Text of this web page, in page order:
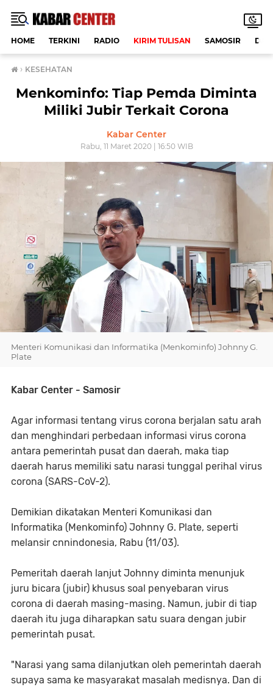
HOME TERKINI RADIO KIRIM TULISAN SAMOSIR
› KESEHATAN
Menkominfo: Tiap Pemda Diminta
Miliki Jubir Terkait Corona
Kabar Center
Rabu, 11 Maret 2020 | 16:50 WIB
Menteri Komunikasi dan Informatika (Menkominfo) Johnny G.
Plate
Kabar Center - Samosir
Agar informasi tentang virus corona berjalan satu arah
dan menghindari perbedaan informasi virus corona
antara pemerintah pusat dan daerah, maka tiap
daerah harus memiliki satu narasi tunggal perihal virus
corona (SARS-CoV-2).
Demikian dikatakan Menteri Komunikasi dan
Informatika (Menkominfo) Johnny G. Plate, seperti
melansir cnnindonesia, Rabu (11/03).
Pemeritah daerah lanjut Johnny diminta menunjuk
juru bicara (jubir) khusus soal penyebaran virus
corona di daerah masing-masing. Namun, jubir di tiap
daerah itu juga diharapkan satu suara dengan jubir
pemerintah pusat.
"Narasi yang sama dilanjutkan oleh pemerintah daerah
supaya sama ke masyarakat masalah medisnya. Dan di